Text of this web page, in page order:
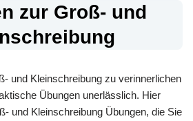
zur Groß- und
und Kleinschreibung zu verinnerlichen
Übungen unerlässlich. Hier
und Kleinschreibung Übungen, die Sie